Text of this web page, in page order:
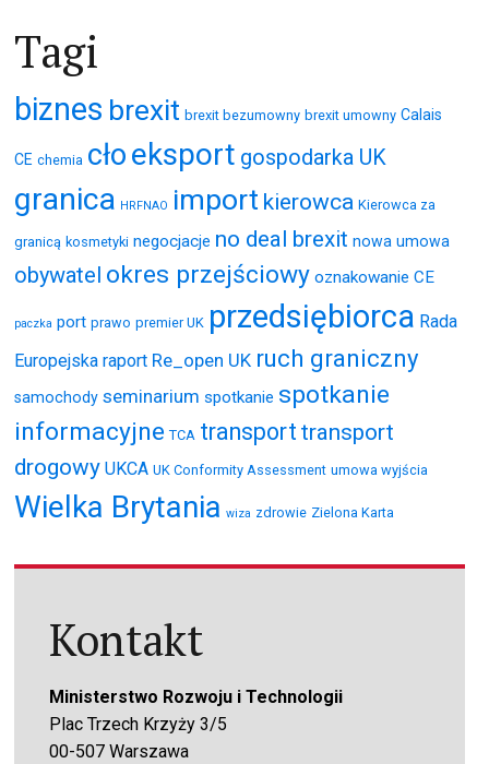
Tagi
biznes brexit brexit bezumowny brexit umowny Calais
CE chemia cłoeksport gospodarka UK
granica HRFNAO import kierowca Kierowca za
granicą kosmetyki negocjacje no deal brexit nowa umowa
obywatel okres przejściowy oznakowanie CE
paczka port prawo premier UK przedsiębiorca Rada
Europejska raport Re_open UK ruch graniczny
samochody seminarium spotkanie spotkanie
informacyjne TCA transport transport
drogowy UKCA UK Conformity Assessment umowa wyjścia
Wielka Brytania wiza zdrowie Zielona Karta
Kontakt
Ministerstwo Rozwoju i Technologii
Plac Trzech Krzyży 3/5
00-507 Warszawa